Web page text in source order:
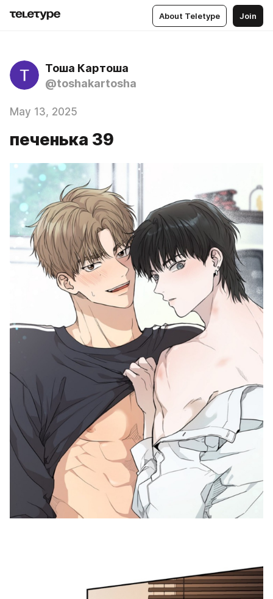
About Teletype Join
Тоша Картоша
@toshakartosha
May 13, 2025
печенька 39